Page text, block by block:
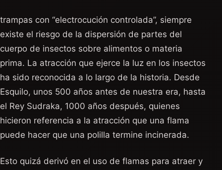
trampas con “electrocución controlada”, siempre
existe el riesgo de la dispersión de partes del
cuerpo de insectos sobre alimentos o materia
prima. La atracción que ejerce la luz en los insectos
ha sido reconocida a lo largo de la historia. Desde
Esquilo, unos 500 años antes de nuestra era, hasta
el Rey Sudraka, 1000 años después, quienes
hicieron referencia a la atracción que una flama
puede hacer que una polilla termine incinerada.
Esto quizá derivó en el uso de flamas para atraer y